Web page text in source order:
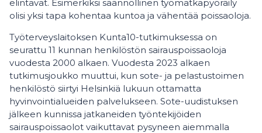
elintavat. Esimerkiksi säännöllinen työmatkapyöräily
olisi yksi tapa kohentaa kuntoa ja vähentää poissaoloja.
Työterveyslaitoksen Kunta10-tutkimuksessa on
seurattu 11 kunnan henkilöstön sairauspoissaoloja
vuodesta 2000 alkaen. Vuodesta 2023 alkaen
tutkimusjoukko muuttui, kun sote- ja pelastustoimen
henkilöstö siirtyi Helsinkiä lukuun ottamatta
hyvinvointialueiden palvelukseen. Sote-uudistuksen
jälkeen kunnissa jatkaneiden työntekijöiden
sairauspoissaolot vaikuttavat pysyneen aiemmalla